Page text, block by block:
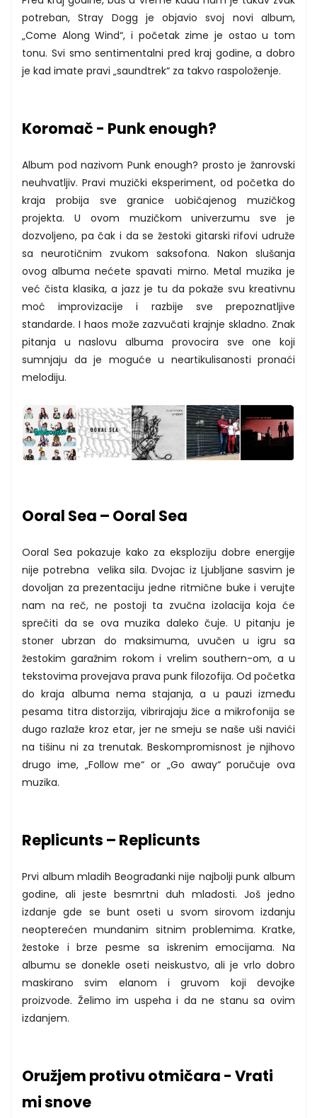
potreban, Stray Dogg je objavio svoj novi album,
„Come Along Wind“, i početak zime je ostao u tom
tonu. Svi smo sentimentalni pred kraj godine, a dobro
je kad imate pravi „saundtrek“ za takvo raspoloženje.
Koromač - Punk enough?
Album pod nazivom Punk enough? prosto je žanrovski
neuhvatljiv. Pravi muzički eksperiment, od početka do
kraja probija sve granice uobičajenog muzičkog
projekta. U ovom muzičkom univerzumu sve je
dozvoljeno, pa čak i da se žestoki gitarski rifovi udruže
sa neurotičnim zvukom saksofona. Nakon slušanja
ovog albuma nećete spavati mirno. Metal muzika je
već čista klasika, a jazz je tu da pokaže svu kreativnu
moć improvizacije i razbije sve prepoznatljive
standarde. I haos može zazvučati krajnje skladno. Znak
pitanja u naslovu albuma provocira sve one koji
sumnjaju da je moguće u neartikulisanosti pronaći
melodiju.
Ooral Sea – Ooral Sea
Ooral Sea pokazuje kako za eksploziju dobre energije
nije potrebna velika sila. Dvojac iz Ljubljane sasvim je
dovoljan za prezentaciju jedne ritmične buke i verujte
nam na reč, ne postoji ta zvučna izolacija koja će
sprečiti da se ova muzika daleko čuje. U pitanju je
stoner ubrzan do maksimuma, uvučen u igru sa
žestokim garažnim rokom i vrelim southern-om, a u
tekstovima provejava prava punk filozofija. Od početka
do kraja albuma nema stajanja, a u pauzi između
pesama titra distorzija, vibrirajaju žice a mikrofonija se
dugo razlaže kroz etar, jer ne smeju se naše uši navići
na tišinu ni za trenutak. Beskompromisnost je njihovo
drugo ime, „Follow me“ or „Go away“ poručuje ova
muzika.
Replicunts – Replicunts
Prvi album mladih Beograđanki nije najbolji punk album
godine, ali jeste besmrtni duh mladosti. Još jedno
izdanje gde se bunt oseti u svom sirovom izdanju
neopterećen mundanim sitnim problemima. Kratke,
žestoke i brze pesme sa iskrenim emocijama. Na
albumu se donekle oseti neiskustvo, ali je vrlo dobro
maskirano svim elanom i gruvom koji devojke
proizvode. Želimo im uspeha i da ne stanu sa ovim
izdanjem.
Oružjem protivu otmičara - Vrati
mi snove